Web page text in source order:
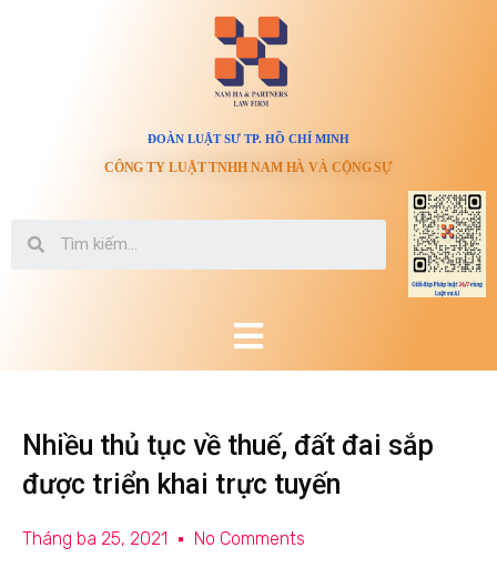
ĐOÀN LUẬT SƯ TP. HỒ CHÍ MINH
CÔNG TY LUẬT TNHH NAM HÀ VÀ CỘNG SỰ
Nhiều thủ tục về thuế, đất đai sắp
được triển khai trực tuyến
Tháng ba 25, 2021 No Comments